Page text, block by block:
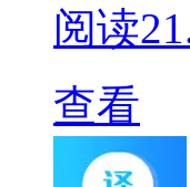
阅读
查看